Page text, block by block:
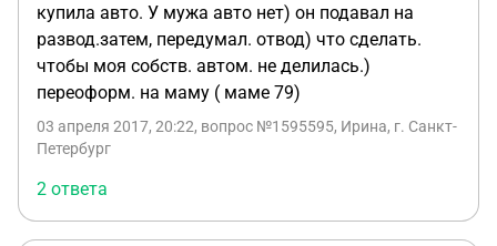
купила авто. У мужа авто нет) он подавал на
развод.затем, передумал. отвод) что сделать.
чтобы моя собств. автом. не делилась.)
переоформ. на маму ( маме 79)
03 апреля 2017, 20:22, вопрос №1595595, Ирина, г. Санкт-
Петербург
2 ответа